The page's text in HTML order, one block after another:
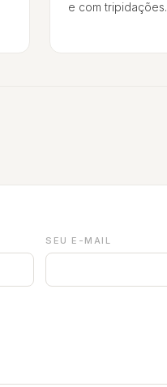
e com tripidações.
SEU E-MAIL